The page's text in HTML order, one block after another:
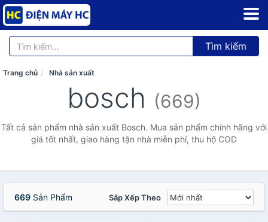
Tìm kiếm
Trang chủ Nhà sản xuất
bosch (669)
Tất cả sản phẩm nhà sản xuất Bosch. Mua sản phẩm chính hãng với
giá tốt nhất, giao hàng tận nhà miễn phí, thu hộ COD
669 Sản Phẩm Sắp Xếp Theo